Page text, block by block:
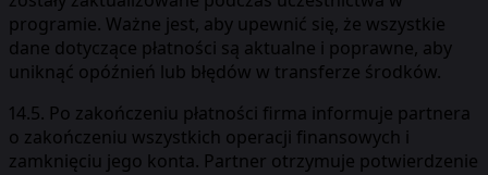
programie. Ważne jest, aby upewnić się, że wszystkie
dane dotyczące płatności są aktualne i poprawne, aby
uniknąć opóźnień lub błędów w transferze środków.
14.5. Po zakończeniu płatności firma informuje partnera
o zakończeniu wszystkich operacji finansowych i
zamknięciu jego konta. Partner otrzymuje potwierdzenie